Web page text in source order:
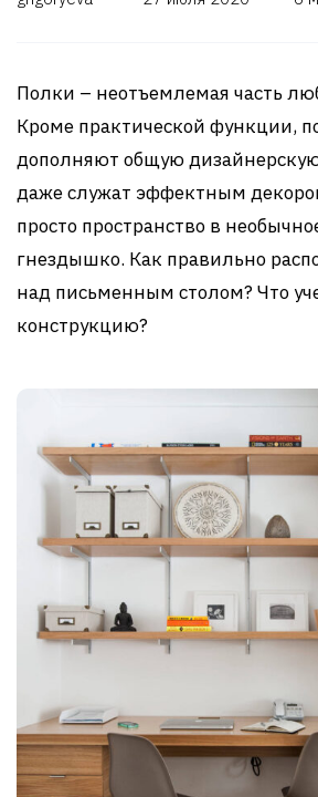
Полки – неотъемлемая часть
Кроме практической функции,
дополняют общую
даже служат эффектным
просто пространство в
гнездышко. Как правильно
над письменным столом? Что
конструкцию?